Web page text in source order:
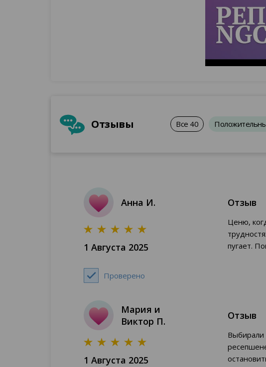
Отзывы Все 40
Анна И.
1 Августа 2025
Проверено
Отзыв
Ценю,
пугает.
Мария и
Виктор П.
1 Августа 2025
Отзыв
Выбирали